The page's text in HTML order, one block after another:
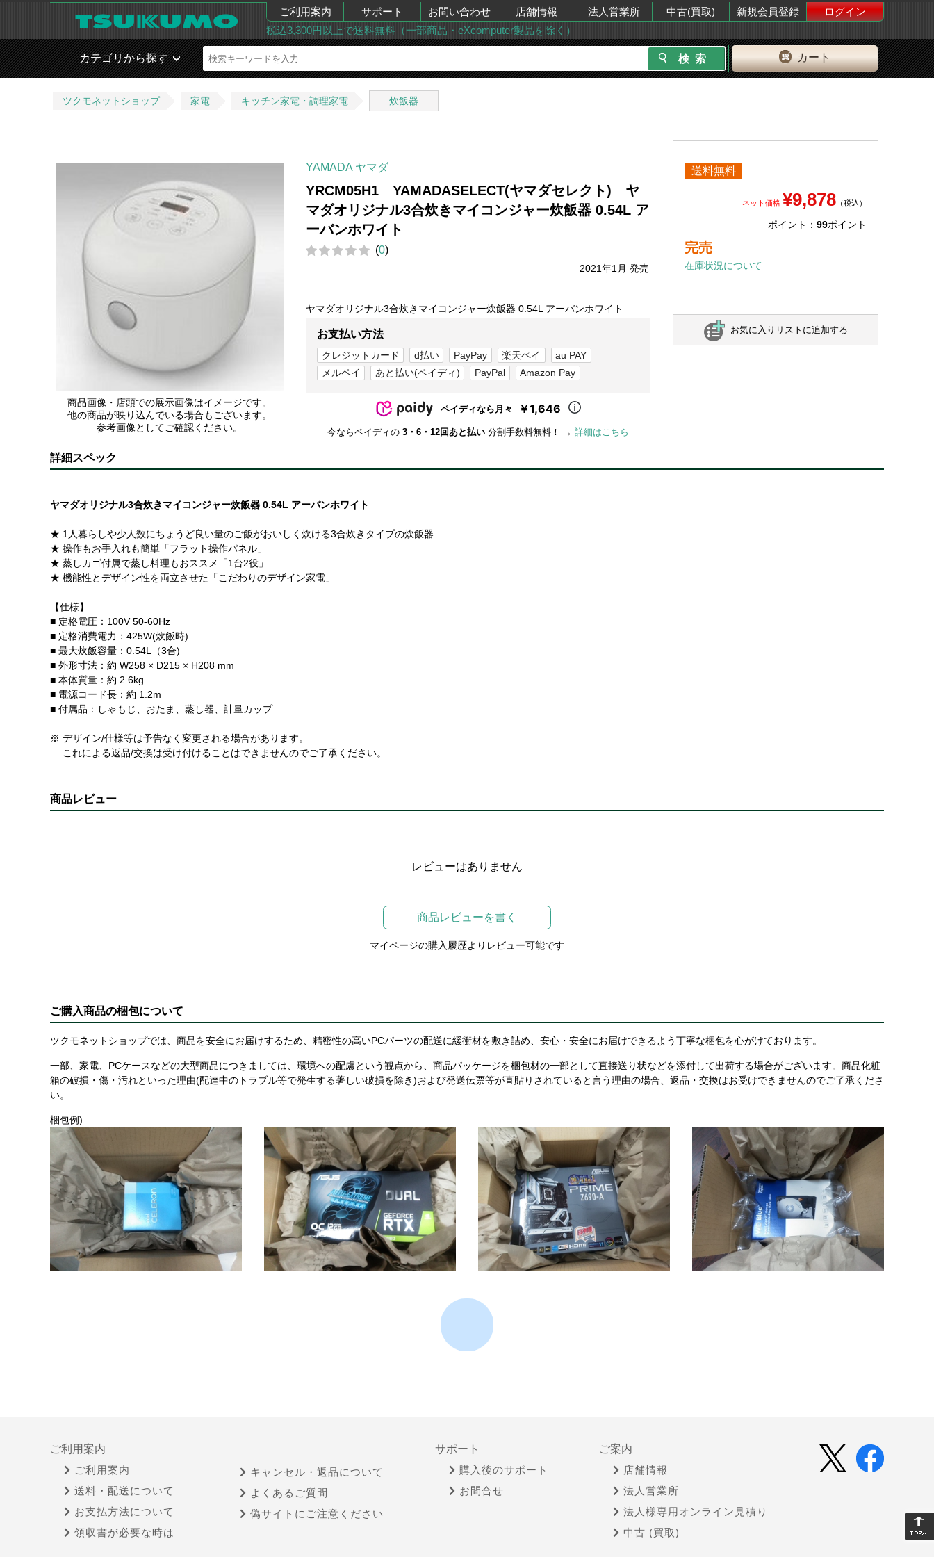
ご利用案内 サポート お問い合わせ 店舗情報 法人営業所 中古(買取) 新規会員登録
ログイン
税込3,300円以上で送料無料（一部商品・eXcomputer製品を除く）
カート
カテゴリから探す
ツクモネットショップ 家電 キッチン家電・調理家電 炊飯器
商品画像・店頭での展示画像はイメージです。
他の商品が映り込んでいる場合もございます。
参考画像としてご確認ください。
YAMADA ヤマダ
YRCM05H1 YAMADASELECT(ヤマダセレクト) ヤ
マダオリジナル3合炊きマイコンジャー炊飯器 0.54L ア
ーバンホワイト
(0)
2021年1月 発売
ヤマダオリジナル3合炊きマイコンジャー炊飯器 0.54L アーバンホワイト
お支払い方法
クレジットカード d払い PayPay 楽天ペイ
au PAY
メルペイ
あと払い(ペイディ) PayPal Amazon Pay
ペイディなら月々 ￥1,646
今ならペイディの 3・6・12回あと払い 分割手数料無料！ → 詳細はこちら
送料無料
ネット価格 ¥9,878 （税込）
ポイント： 99ポイント
完売
在庫状況について
お気に入りリストに追加する
詳細スペック
ヤマダオリジナル3合炊きマイコンジャー炊飯器 0.54L アーバンホワイト
★ 1人暮らしや少人数にちょうど良い量のご飯がおいしく炊ける3合炊きタイプの炊飯器
★ 操作もお手入れも簡単「フラット操作パネル」
★ 蒸しカゴ付属で蒸し料理もおススメ「1台2役」
★ 機能性とデザイン性を両立させた「こだわりのデザイン家電」
【仕様】
■ 定格電圧：100V 50-60Hz
■ 定格消費電力：425W(炊飯時)
■ 最大炊飯容量：0.54L（3合)
■ 外形寸法：約 W258 × D215 × H208 mm
■ 本体質量：約 2.6kg
■ 電源コード長：約 1.2m
■ 付属品：しゃもじ、おたま、蒸し器、計量カップ
※ デザイン/仕様等は予告なく変更される場合があります。
これによる返品/交換は受け付けることはできませんのでご了承ください。
商品レビュー
レビューはありません
商品レビューを書く
マイページの購入履歴よりレビュー可能です
ご購入商品の梱包について
ツクモネットショップでは、商品を安全にお届けするため、精密性の高いPCパーツの配送に緩衝材を敷き詰め、安心・安全にお届けできるよう丁寧な梱包を心がけております。
一部、家電、PCケースなどの大型商品につきましては、環境への配慮という観点から、商品パッケージを梱包材の一部として直接送り状などを添付して出荷する場合がございます。商品化粧
箱の破損・傷・汚れといった理由(配達中のトラブル等で発生する著しい破損を除き)および発送伝票等が直貼りされていると言う理由の場合、返品・交換はお受けできませんのでご了承くださ
い。
梱包例)
ご利用案内
ご利用案内
送料・配送について
お支払方法について
領収書が必要な時は
キャンセル・返品について
よくあるご質問
偽サイトにご注意ください
サポート
購入後のサポート
お問合せ
ご案内
店舗情報
法人営業所
法人様専用オンライン見積り
中古 (買取)